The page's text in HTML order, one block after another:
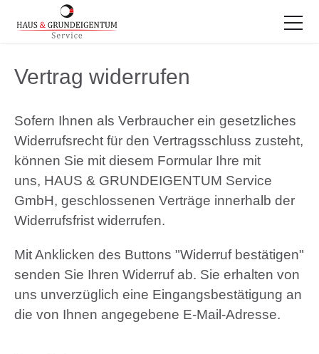
Vertrag widerrufen
Sofern Ihnen als Verbraucher ein gesetzliches
Widerrufsrecht für den Vertragsschluss zusteht,
können Sie mit diesem Formular Ihre mit
uns, HAUS & GRUNDEIGENTUM Service
GmbH, geschlossenen Verträge innerhalb der
Widerrufsfrist widerrufen.
Mit Anklicken des Buttons "Widerruf bestätigen"
senden Sie Ihren Widerruf ab. Sie erhalten von
uns unverzüglich eine Eingangsbestätigung an
die von Ihnen angegebene E-Mail-Adresse.